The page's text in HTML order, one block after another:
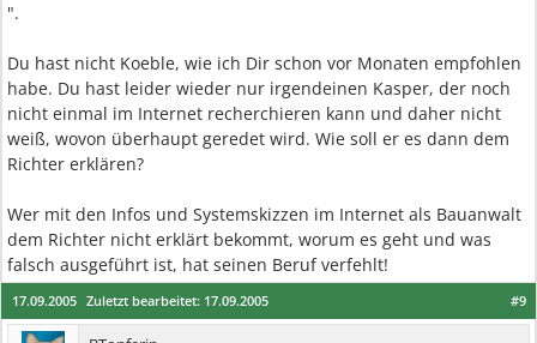
".
Du hast nicht Koeble, wie ich Dir schon vor Monaten empfohlen
habe. Du hast leider wieder nur irgendeinen Kasper, der noch
nicht einmal im Internet recherchieren kann und daher nicht
weiß, wovon überhaupt geredet wird. Wie soll er es dann dem
Richter erklären?
Wer mit den Infos und Systemskizzen im Internet als Bauanwalt
dem Richter nicht erklärt bekommt, worum es geht und was
falsch ausgeführt ist, hat seinen Beruf verfehlt!
#9
17.09.2005 Zuletzt bearbeitet: 17.09.2005